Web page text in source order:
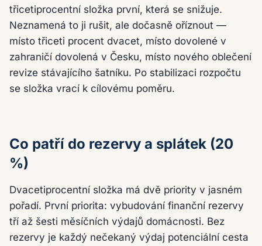
třicetiprocentní složka první, která se snižuje.
Neznamená to ji rušit, ale dočasně oříznout —
místo třiceti procent dvacet, místo dovolené v
zahraničí dovolená v Česku, místo nového oblečení
revize stávajícího šatníku. Po stabilizaci rozpočtu
se složka vrací k cílovému poměru.
Co patří do rezervy a splátek (20
%)
Dvacetiprocentní složka má dvě priority v jasném
pořadí. První priorita: vybudování finanční rezervy
tří až šesti měsíčních výdajů domácnosti. Bez
rezervy je každý nečekaný výdaj potenciální cesta